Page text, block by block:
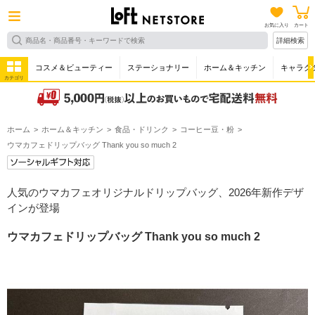
お気に入り カート
詳細検索
カテゴリ
コスメ＆ビューティー ステーショナリー ホーム＆キッチン キャラク
ホーム ホーム＆キッチン 食品・ドリンク
コーヒー豆・粉
ウマカフェドリップバッグ Thank you so much 2
人気のウマカフェオリジナルドリップバッグ、2026年新作デザ
インが登場
ウマカフェドリップバッグ Thank you so much 2